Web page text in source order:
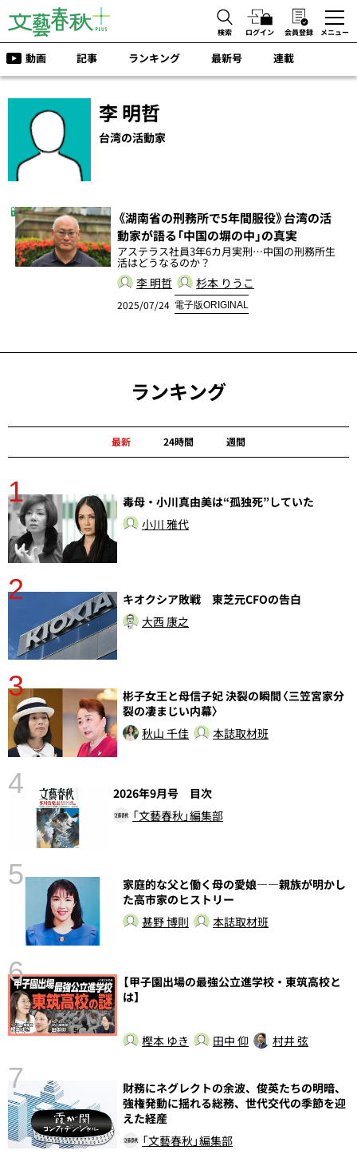
検索 ログイン 会員登録 メニュー
動画 記事 ランキング 最新号 連載
李 明哲
台湾の活動家
《湖南省の刑務所で5年間服役》台湾の活
動家が語る「中国の塀の中」の真実
アステラス社員3年6カ月実刑…中国の刑務所生
活はどうなるのか？
李 明哲 杉本 りうこ
2025/07/24 電子版ORIGINAL
ランキング
最新 24時間 週間
1
毒母・小川真由美は“孤独死”していた
小川 雅代
2
キオクシア敗戦 東芝元CFOの告白
大西 康之
3
彬子女王と母信子妃 決裂の瞬間〈三笠宮家分
裂の凄まじい内幕〉
秋山 千佳
本誌取材班
4
2026年9月号 目次
「文藝春秋」編集部
5
家庭的な父と働く母の愛娘――親族が明かし
た高市家のヒストリー
甚野 博則
本誌取材班
6
【甲子園出場の最強公立進学校・東筑高校と
は】
樫本 ゆき 田中 仰 村井 弦
7
財務にネグレクトの余波、俊英たちの明暗、
強権発動に揺れる総務、世代交代の季節を迎
えた経産
「文藝春秋」編集部